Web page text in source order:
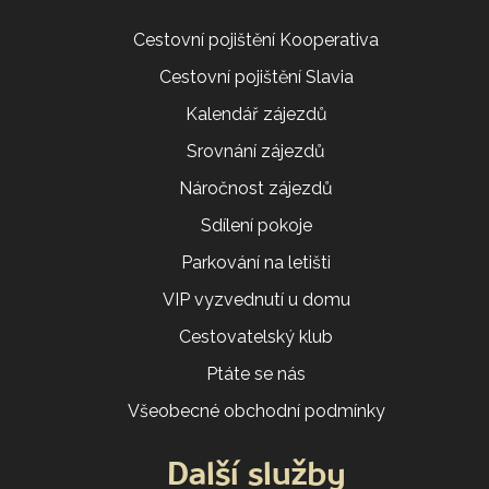
Cestovní pojištění Kooperativa
Cestovní pojištění Slavia
Kalendář zájezdů
Srovnání zájezdů
Náročnost zájezdů
Sdílení pokoje
Parkování na letišti
VIP vyzvednutí u domu
Cestovatelský klub
Ptáte se nás
Všeobecné obchodní podmínky
Další služby